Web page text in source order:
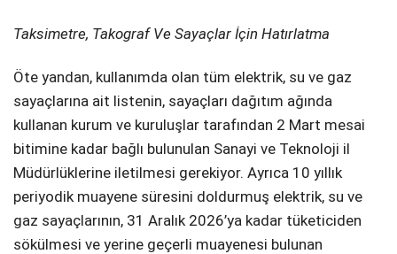
Taksimetre, Takograf Ve Sayaçlar İçin Hatırlatma
Öte yandan, kullanımda olan tüm elektrik, su ve gaz
sayaçlarına ait listenin, sayaçları dağıtım ağında
kullanan kurum ve kuruluşlar tarafından 2 Mart mesai
bitimine kadar bağlı bulunulan Sanayi ve Teknoloji il
Müdürlüklerine iletilmesi gerekiyor. Ayrıca 10 yıllık
periyodik muayene süresini doldurmuş elektrik, su ve
gaz sayaçlarının, 31 Aralık 2026’ya kadar tüketiciden
sökülmesi ve yerine geçerli muayenesi bulunan